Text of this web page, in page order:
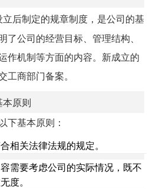
后制定的规章制度，是公司的基
了公司的经营目标、管理结构、
作机制等方面的内容。新成立的
商部门备案。
原则
下基本原则：
相关法律法规的规定。
需要考虑公司的实际情况，既不
度。